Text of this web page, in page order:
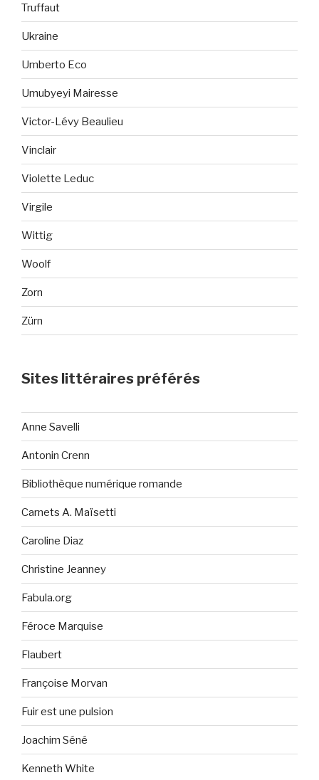
Truffaut
Ukraine
Umberto Eco
Umubyeyi Mairesse
Victor-Lévy Beaulieu
Vinclair
Violette Leduc
Virgile
Wittig
Woolf
Zorn
Zürn
Sites littéraires préférés
Anne Savelli
Antonin Crenn
Bibliothèque numérique romande
Carnets A. Maïsetti
Caroline Diaz
Christine Jeanney
Fabula.org
Féroce Marquise
Flaubert
Françoise Morvan
Fuir est une pulsion
Joachim Séné
Kenneth White